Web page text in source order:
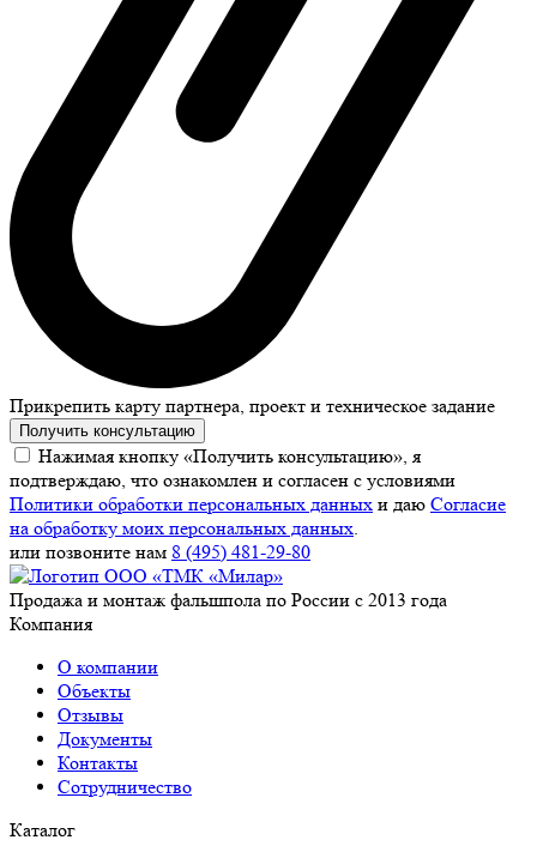
Прикрепить карту партнера, проект и техническое задание
Получить консультацию
Нажимая кнопку «Получить консультацию», я
подтверждаю, что ознакомлен и согласен с условиями
Политики обработки персональных данных и даю Согласие
на обработку моих персональных данных.
или позвоните нам 8 (495) 481-29-80
Продажа и монтаж фальшпола по России с 2013 года
Компания
О компании
Объекты
Отзывы
Документы
Контакты
Сотрудничество
Каталог